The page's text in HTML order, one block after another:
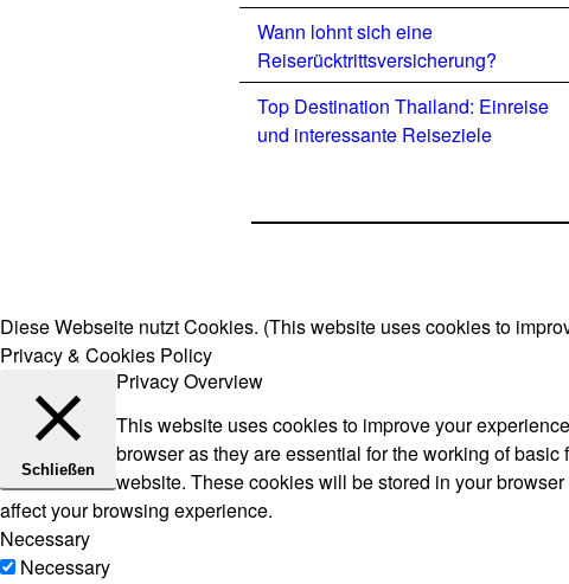
Wann lohnt sich eine
Reiserücktrittsversicherung?
Top Destination Thailand: Einreise
und interessante Reiseziele
Diese Webseite nutzt Cookies. (This website uses cookies to
Privacy & Cookies Policy
Schließen
Privacy Overview
This website uses cookies to improve your
browser as they are essential for the working of
website. These cookies will be stored in your
affect your browsing experience.
Necessary
Necessary